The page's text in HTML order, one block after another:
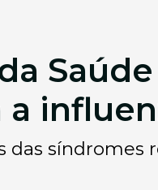
síndromes